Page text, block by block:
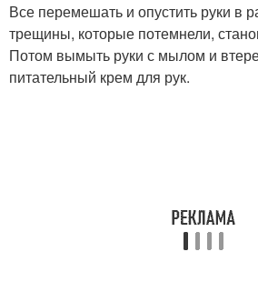
Все перемешать и опустить руки в
трещины, которые потемнели,
Потом вымыть руки с мылом и
питательный крем для рук.